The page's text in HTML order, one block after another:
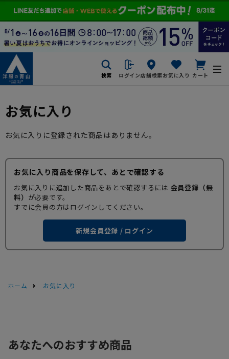
検索 ログイン店舗検索お気に入り カート
お気に入り
お気に入りに登録された商品はありません。
お気に入り商品を保存して、あとで確認する
お気に入りに追加した商品をあとで確認するには 会員登録（無
料） が必要です。
すでに会員の方はログインしてください。
新規会員登録 / ログイン
ホーム お気に入り